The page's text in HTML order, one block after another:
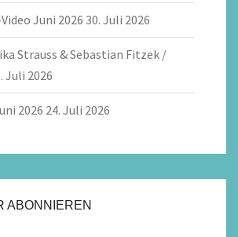
Juni 2026 30. Juli 2026
Strauss & Sebastian Fitzek /
Juli 2026
2026 24. Juli 2026
ABONNIEREN